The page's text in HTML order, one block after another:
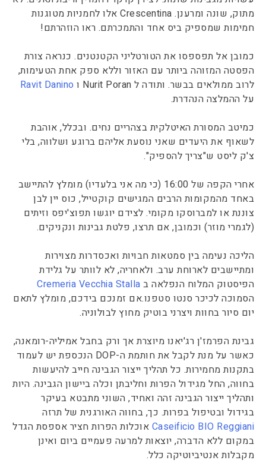
מתוק, שונה ומרענן. Crescentina אלו לחמניות מטוגנות
חמימות שמספיק ביס אחד והתמכרתם. ראו הוזהרתם!
כמובן אל תפספסו את הטורטליני הקטנטנים. כנראה צורת
הפסטה המזוהה ביותר עם האזור וללא ספק אחת הטעימות,
לרוב ממולאים בבשר. ותודה ל Nurit Poran ו
Ravit Danino
על ההמלצה הנהדרת.
כמיטב המסורת האיטלקית בצהריים נחים. ובכלל, אוהבת
לשאוף את היעדים שאני נוסעת אליהם ברוגע ושלווה, בלי
צ'ק ליסט ש"צריך להספיק".
אחרי הקפה של 16:00 (כי מה אני בלעדיו) מומלץ להתיישב
באחד מהמקומות הרבים המגישים קוקטייל, כוס יין לבן
צוננת או למברוסקו מקומי. לצידם יוגשו תפוצ'יפס וזיתים
(לגמרי מוזר) וכמובן, אם תרצו, פלטת גבינות ונקניקים.
הליכה נעימה בין סמטאות חבויות ואכסדרות מצוירות
ומתיישבים לארוחת ערב. ולאחריה, לא לוותר על גלידת
הפיסטוק המלוח הנפלאה ב Cremeria Vecchia Stalla
הסמוכה לכיכר סנטו סטפנו.אם זמנכם בידכם, מומלץ לתאם
יום סיור בחוות ויצרני בוטיק מחוץ לבולוניה.
גבינת הפרמז'ן רג'יאנו מיוצרת אך ורק בחבל אמיליה-רומאנה,
כאשר על מנת לקבל את חותמת ה-DOP הנכספת יש לעמוד
בתקנות מחמירות. כל תהליך ייצור הגבינה חייב להיעשות
בחווה, החל מגידול הפרות וחליבתן וכלה ביישון הגבינה. היות
ותהליך ייצור הגבינה זהה ואחיד, השוני מתבטא בעיקר
בגידול ובטיפול בפרות. כך, בחווה האורגנית של תרזה
Caseificio BIO Reggiani אוכלות הפרות חציר אספסת הגדל
במקום ללא הדברה, יוצאות למרעה פעמיים ביום ואינן
מקבלות אנטיביוטיקה כלל.